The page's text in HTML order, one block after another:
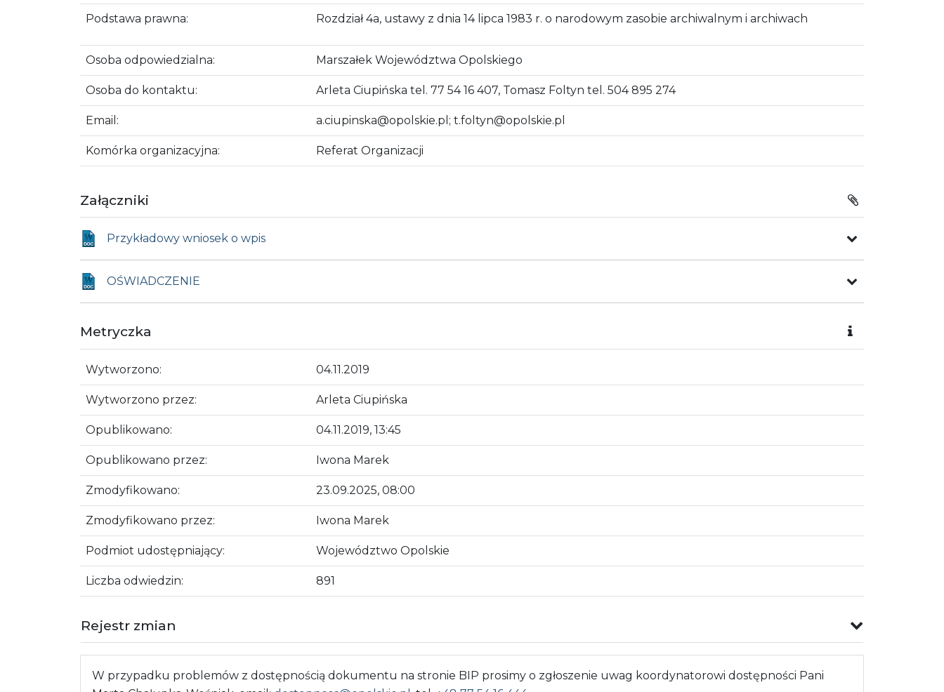
Podstawa prawna: Rozdział 4a, ustawy z dnia 14 lipca 1983 r. o narodowym zasobie archiwalnym i archiwach
Osoba odpowiedzialna: Marszałek Województwa Opolskiego
Osoba do kontaktu: Arleta Ciupińska tel. 77 54 16 407, Tomasz Foltyn tel. 504 895 274
Email: a.ciupinska@opolskie.pl; t.foltyn@opolskie.pl
Komórka organizacyjna: Referat Organizacji
Załączniki
Przykładowy wniosek o wpis
OŚWIADCZENIE
Metryczka
Wytworzono: 04.11.2019
Wytworzono przez: Arleta Ciupińska
Opublikowano: 04.11.2019, 13:45
Opublikowano przez: Iwona Marek
Zmodyfikowano: 23.09.2025, 08:00
Zmodyfikowano przez: Iwona Marek
Podmiot udostępniający: Województwo Opolskie
Liczba odwiedzin: 891
Rejestr zmian
W przypadku problemów z dostępnością dokumentu na stronie BIP prosimy o zgłoszenie uwag koordynatorowi dostępności Pani